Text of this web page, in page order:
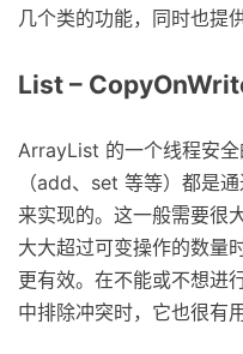
几个类的功能，同时也提
List –
ArrayList 的一个线程安
（add、set 等等）都是
来实现的。这一般需要很
大大超过可变操作的数量
更有效。在不能或不想进
中排除冲突时，它也很有用